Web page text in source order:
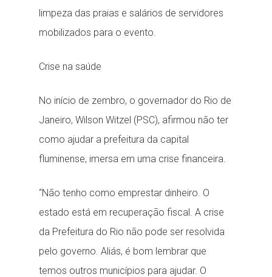
limpeza das praias e salários de servidores
mobilizados para o evento.
Crise na saúde
No início de zembro, o governador do Rio de
Janeiro, Wilson Witzel (PSC), afirmou não ter
como ajudar a prefeitura da capital
fluminense, imersa em uma crise financeira.
“Não tenho como emprestar dinheiro. O
estado está em recuperação fiscal. A crise
da Prefeitura do Rio não pode ser resolvida
pelo governo. Aliás, é bom lembrar que
temos outros municípios para ajudar. O